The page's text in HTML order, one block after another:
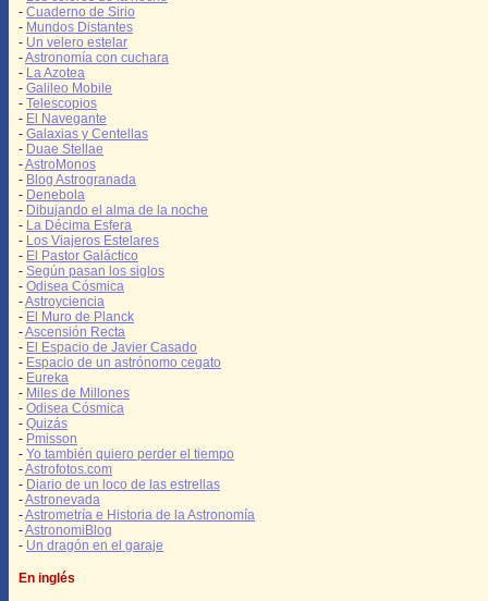
- Cuaderno de Sirio
- Mundos Distantes
- Un velero estelar
-Astronomía con cuchara
- La Azotea
- Galileo Mobile
- Telescopios
- El Navegante
- Galaxias y Centellas
- Duae Stellae
-AstroMonos
- Blog Astrogranada
- Denebola
- Dibujando el alma de la noche
- La Décima Esfera
- Los Viajeros Estelares
- El Pastor Galáctico
- Según pasan los siglos
- Odisea Cósmica
-Astroyciencia
- El Muro de Planck
-Ascensión Recta
- El Espacio de Javier Casado
- Espacio de un astrónomo cegato
- Eureka
- Miles de Millones
- Odisea Cósmica
- Quizás
- Pmisson
- Yo también quiero perder el tiempo
-Astrofotos.com
- Diario de un loco de las estrellas
-Astronevada
-Astrometría e Historia de la Astronomía
-AstronomiBlog
- Un dragón en el garaje
En inglés